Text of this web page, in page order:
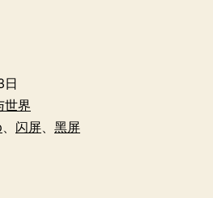
日
世界
闪屏 黑屏